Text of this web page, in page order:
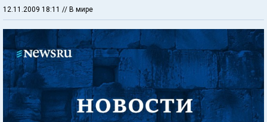
12.11.2009 18:11 // В мире